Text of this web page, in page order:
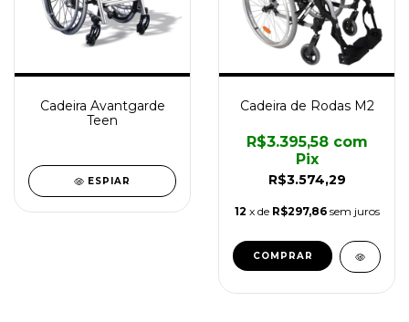
Cadeira Avantgarde
Teen
ESPIAR
Cadeira de Rodas M2
R$3.574,29
R$3.395,58 com
Pix
12 x de R$297,86 sem juros
COMPRAR